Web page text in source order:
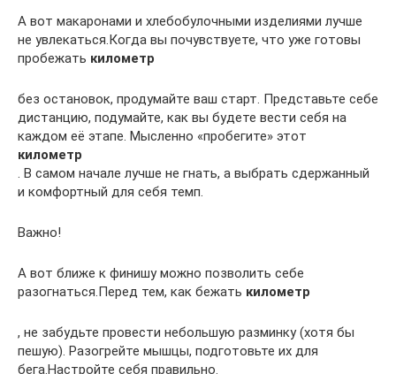
А вот макаронами и хлебобулочными изделиями лучше
не увлекаться.Когда вы почувствуете, что уже готовы
пробежать километр
без остановок, продумайте ваш старт. Представьте себе
дистанцию, подумайте, как вы будете вести себя на
каждом её этапе. Мысленно «пробегите» этот
километр
. В самом начале лучше не гнать, а выбрать сдержанный
и комфортный для себя темп.
Важно!
А вот ближе к финишу можно позволить себе
разогнаться.Перед тем, как бежать километр
, не забудьте провести небольшую разминку (хотя бы
пешую). Разогрейте мышцы, подготовьте их для
бега.Настройте себя правильно.